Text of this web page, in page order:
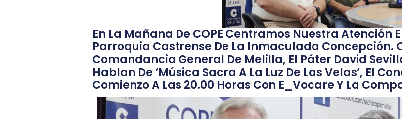
En La Mañana De COPE Centramos Nuestra Atención
Parroquia Castrense De La Inmaculada Concepción.
Comandancia General De Melilla, El Páter David
Hablan De ‘Música Sacra A La Luz De Las Velas’, El
Comienzo A Las 20.00 Horas Con E_Vocare Y La